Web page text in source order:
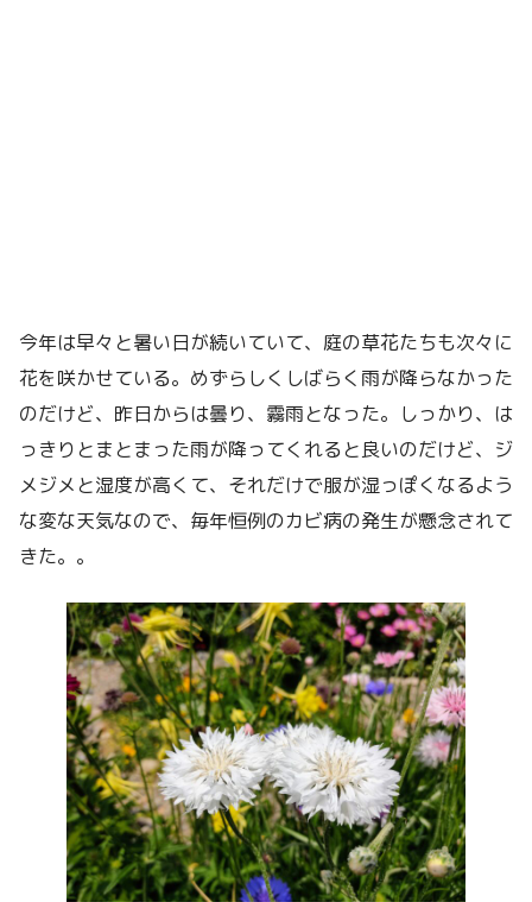
今年は早々と暑い日が続いていて、庭の草花たちも次々に
花を咲かせている。めずらしくしばらく雨が降らなかった
のだけど、昨日からは曇り、霧雨となった。しっかり、は
っきりとまとまった雨が降ってくれると良いのだけど、ジ
メジメと湿度が高くて、それだけで服が湿っぽくなるよう
な変な天気なので、毎年恒例のカビ病の発生が懸念されて
きた。。